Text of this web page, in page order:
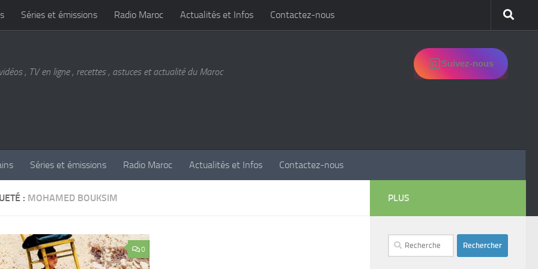
Séries et émissions Radio Maroc Actualités et Infos Contactez-nous
, TV en ligne , recettes , astuces et actualité du Maroc
Suivez-nous
Séries et émissions Radio Maroc Actualités et Infos Contactez-nous
: MOHAMED BOUKSIM
0
PLUS
Rechercher :